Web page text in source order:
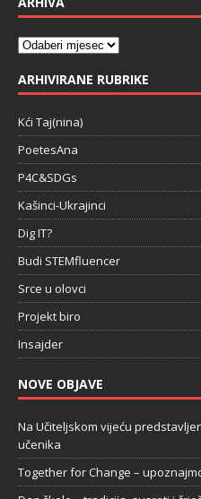
ARHIVIRANE RUBRIKE
Kći Taj(nina)
PoetesAna
P4C&SDGs
Kašinci-Ukrajinci
Dig IT?
Budi STEMfluencer
Srce u olovci
Projekt biro
Insajder
NOVE OBJAVE
Na Učiteljskom vijeću
učenika
Together for Change –